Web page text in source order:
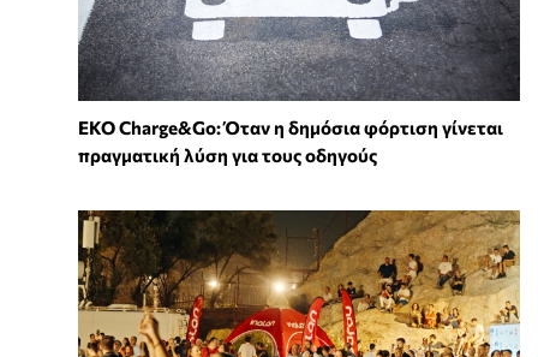
EKO Charge&Go: Όταν η δημόσια φόρτιση γίνεται
πραγματική λύση για τους οδηγούς